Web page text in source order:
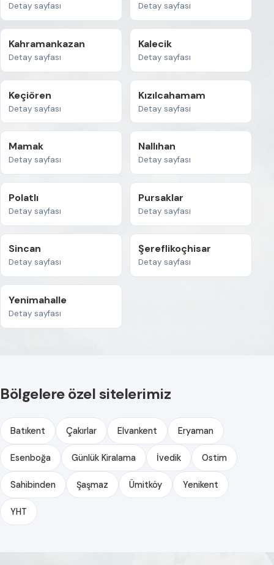
Detay sayfası Detay sayfası
Kahramankazan
Detay sayfası
Kalecik
Detay sayfası
Keçiören
Detay sayfası
Kızılcahamam
Detay sayfası
Mamak
Detay sayfası
Nallıhan
Detay sayfası
Polatlı
Detay sayfası
Pursaklar
Detay sayfası
Sincan
Detay sayfası
Şereflikoçhisar
Detay sayfası
Yenimahalle
Detay sayfası
Bölgelere özel sitelerimiz
Batıkent Çakırlar Elvankent Eryaman
Esenboğa Günlük Kiralama İvedik Ostim
Sahibinden Şaşmaz Ümitköy Yenikent
YHT